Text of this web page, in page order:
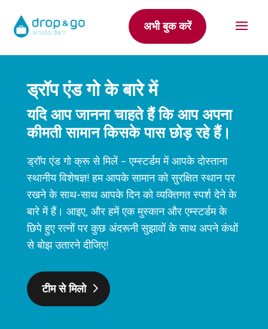
अभी बुक करें
ड्रॉप एंड गो के बारे में
यदि आप जानना चाहते हैं कि आप अपना
कीमती सामान किसके पास छोड़ रहे हैं।
ड्रॉप एंड गो क्रू से मिलें – एम्स्टर्डम में आपके दोस्ताना
स्थानीय विशेषज्ञ! हम आपके सामान को सुरक्षित स्थान पर
रखने के साथ-साथ आपके दिन को व्यक्तिगत स्पर्श देने के
बारे में हैं। आइए, और हमें एक मुस्कान और एम्स्टर्डम के
छिपे हुए रत्नों पर कुछ अंदरूनी सुझावों के साथ अपने कंधों
से बोझ उतारने दीजिए!
टीम से मिलो